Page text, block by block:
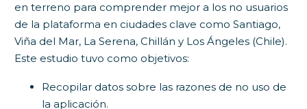
en terreno para comprender mejor a los no usuarios
de la plataforma en ciudades clave como Santiago,
Viña del Mar, La Serena, Chillán y Los Ángeles (Chile).
Este estudio tuvo como objetivos:
Recopilar datos sobre las razones de no uso de
la aplicación.